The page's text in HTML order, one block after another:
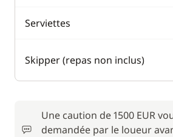
Serviettes
Skipper (repas non inclus)
Une caution de 1500 EUR
demandée par le loueur